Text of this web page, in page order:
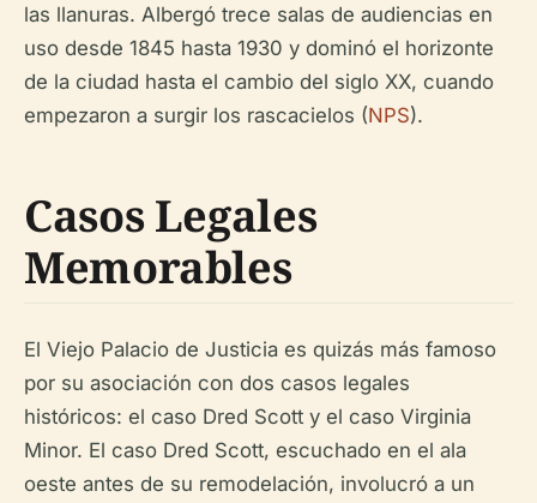
las llanuras. Albergó trece salas de audiencias en
uso desde 1845 hasta 1930 y dominó el horizonte
de la ciudad hasta el cambio del siglo XX, cuando
empezaron a surgir los rascacielos (NPS).
Casos Legales
Memorables
El Viejo Palacio de Justicia es quizás más famoso
por su asociación con dos casos legales
históricos: el caso Dred Scott y el caso Virginia
Minor. El caso Dred Scott, escuchado en el ala
oeste antes de su remodelación, involucró a un